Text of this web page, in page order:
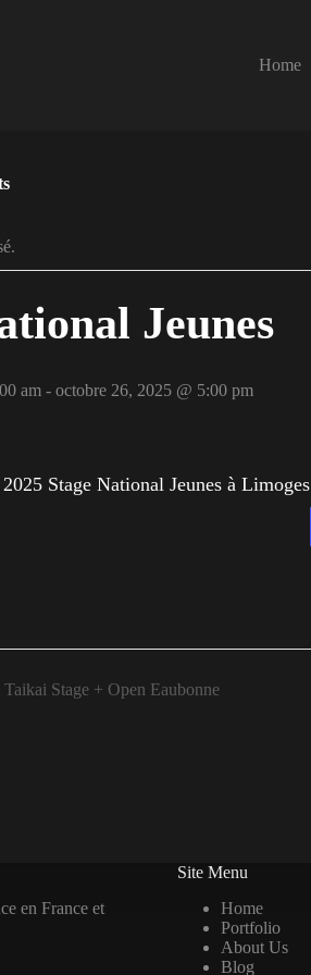
Home
Jeunes
am - octobre 26, 2025 @ 5:00 pm
Stage National Jeunes à Limoges
Stage + Open Eaubonne
en France et
Site Menu
Home
Portfolio
About Us
Blog